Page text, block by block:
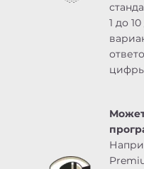
1 до
Может